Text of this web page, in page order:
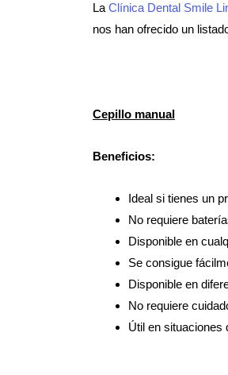
La Clínica Dental Smile
nos han ofrecido un
Cepillo manual
Beneficios:
Ideal si tienes un
No requiere
Disponible en
Se consigue
Disponible en
No requiere
Útil en situaciones